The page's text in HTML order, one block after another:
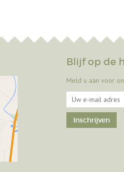
Blijf op de
Meld u aan voor